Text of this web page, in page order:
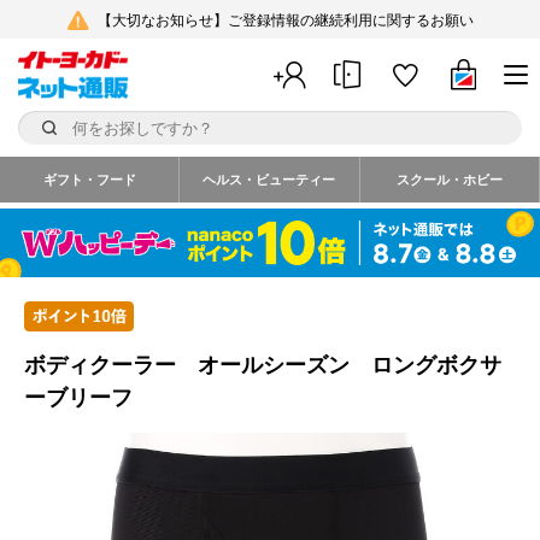
【大切なお知らせ】ご登録情報の継続利用に関するお願い
ギフト・フード ヘルス・ビューティー スクール・ホビー
ボディクーラー オールシーズン ロングボクサ
ーブリーフ